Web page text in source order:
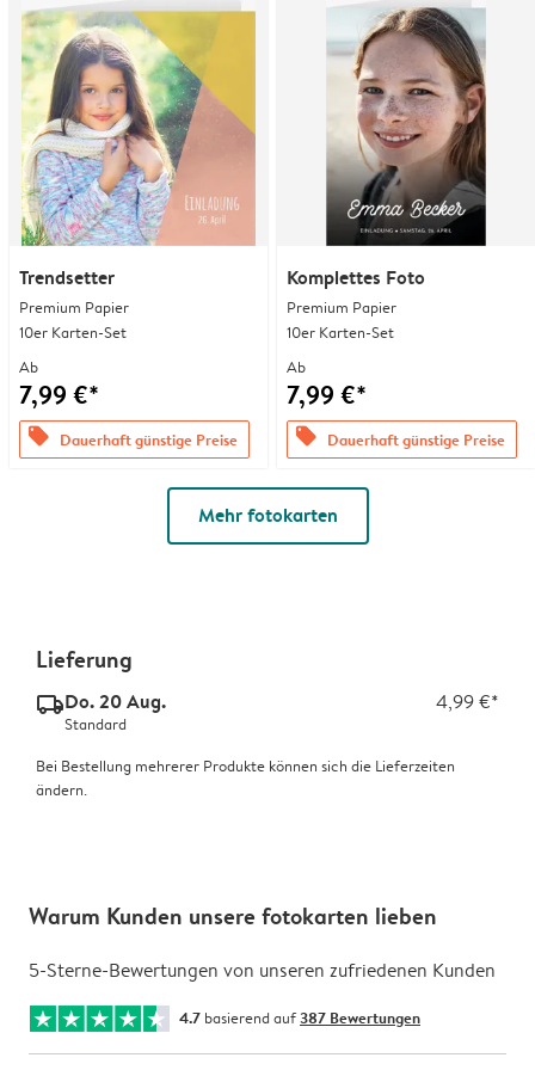
Trendsetter
Premium Papier
10er Karten-Set
Ab
7,99 €*
offers Dauerhaft günstige Preise
Komplettes Foto
Premium Papier
10er Karten-Set
Ab
7,99 €*
offers Dauerhaft günstige Preise
Mehr fotokarten
Lieferung
delivery_standard_v2Do. 20 Aug. 4,99 €*
Standard
Bei Bestellung mehrerer Produkte können sich die Lieferzeiten
ändern.
Warum Kunden unsere fotokarten lieben
5-Sterne-Bewertungen von unseren zufriedenen Kunden
4.7 basierend auf387 Bewertungen